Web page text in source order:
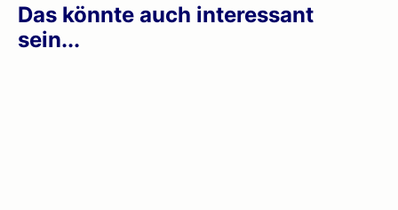
Das könnte auch interessant
sein...